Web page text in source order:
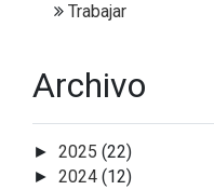
Trabajar
Archivo
► 2025 (22)
► 2024 (12)